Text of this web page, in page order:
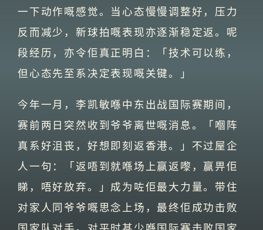
一下动作嘅感觉。当心态慢慢调整好，压力
反而减少，新球拍嘅表现亦逐渐稳定返。呢
段经历，亦令佢真正明白：「技术可以练，
但心态先至系决定表现嘅关键。」
今年一月，李凯敏喺中东出战国际赛期间，
赛前两日突然收到爷爷离世嘅消息。「嗰阵
真系好沮丧，好想即刻返香港。」不过屋企
人一句：「返唔到就喺场上赢返嚟，赢畀佢
睇，唔好放弃。」成为咗佢最大力量。带住
对家人同爷爷嘅思念上场，最终佢成功击败